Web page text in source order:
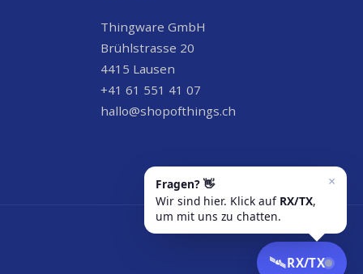
Thingware GmbH
Brühlstrasse 20
4415 Lausen
+41 61 551 41 07
hallo@shopofthings.ch